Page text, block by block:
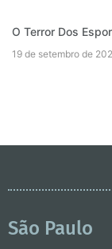
O Terror Dos
19 de setembro de
São Paulo